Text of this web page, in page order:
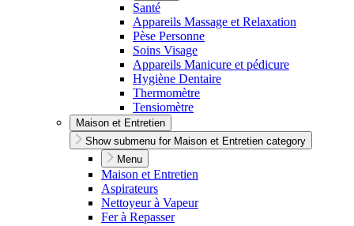
Santé
Appareils Massage et Relaxation
Pèse Personne
Soins Visage
Appareils Manicure et pédicure
Hygiène Dentaire
Thermomètre
Tensiomètre
Maison et Entretien
Show submenu for Maison et Entretien category
Menu
Maison et Entretien
Aspirateurs
Nettoyeur à Vapeur
Fer à Repasser